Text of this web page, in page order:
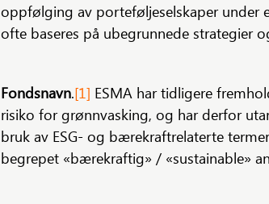
oppfølging av porteføljeselskaper under
ofte baseres på ubegrunnede strategier
Fondsnavn.[1] ESMA har tidligere
risiko for grønnvasking, og har derfor
bruk av ESG- og bærekraftrelaterte
begrepet «bærekraftig» / «sustainable»